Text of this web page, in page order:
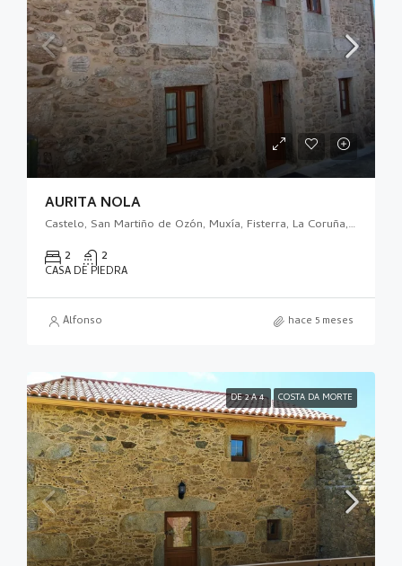
AURITA NOLA
Castelo, San Martiño de Ozón, Muxía, Fisterra, La Coruña, Galicia, 15125, España
2 2
CASA DE PIEDRA
Alfonso hace 5 meses
DE 2 A 4 COSTA DA MORTE